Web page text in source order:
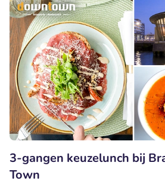
3-gangen keuzelunch bij
Town